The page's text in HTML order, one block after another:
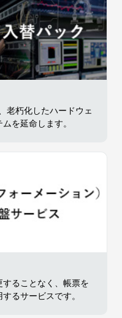
老朽化したハードウェ
を延命します。
ることなく、帳票を
るサービスです。